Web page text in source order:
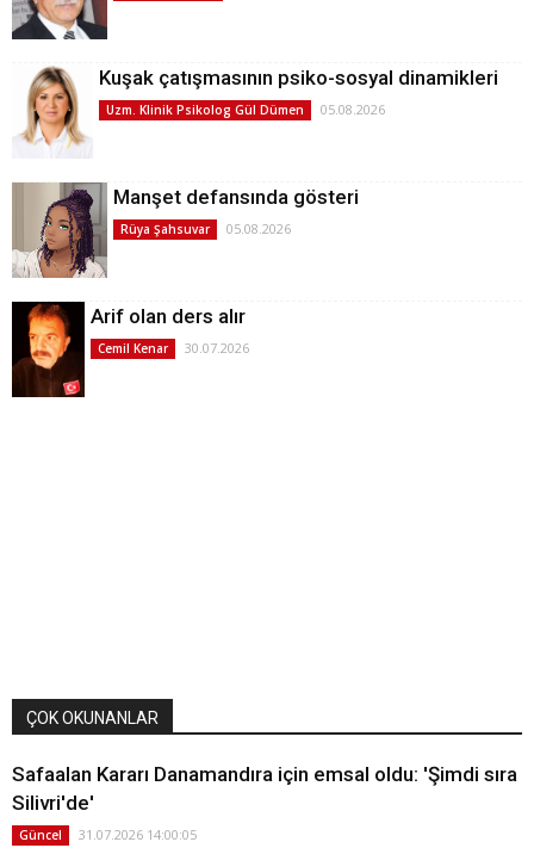
Kuşak çatışmasının psiko-sosyal dinamikleri
Uzm. Klinik Psikolog Gül Dümen 05.08.2026
Manşet defansında gösteri
Rüya Şahsuvar 05.08.2026
Arif olan ders alır
Cemil Kenar 30.07.2026
ÇOK OKUNANLAR
Safaalan Kararı Danamandıra için emsal oldu: 'Şimdi sıra
Silivri'de'
Güncel 31.07.2026 14:00:05